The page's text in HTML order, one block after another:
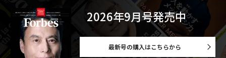
2026年9月号発売中
最新号の購入はこちらから